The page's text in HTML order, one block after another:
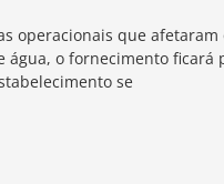
operacionais que afetaram
água, o fornecimento ficará
se